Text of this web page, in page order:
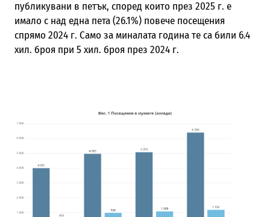
публикувани в петък, според които през 2025 г. е
имало с над една пета (26.1%) повече посещения
спрямо 2024 г. Само за миналата година те са били 6.4
хил. броя при 5 хил. броя през 2024 г.